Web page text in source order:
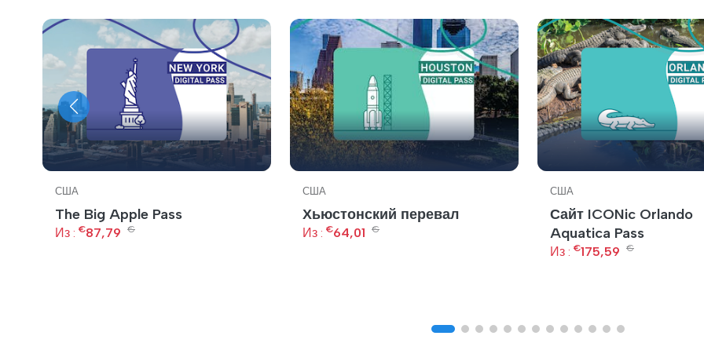
США
The Big Apple Pass
Из : €87,79 €
США
Хьюстонский перевал
Из : €64,01 €
США
Сайт ICONic Orlando
Aquatica Pass
Из : €175,59 €